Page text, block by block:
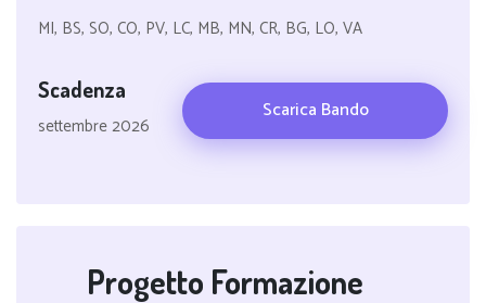
MI, BS, SO, CO, PV, LC, MB, MN, CR, BG, LO, VA
Scadenza
settembre 2026
Scarica Bando
Progetto Formazione